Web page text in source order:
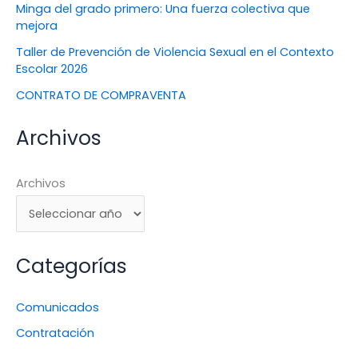
Minga del grado primero: Una fuerza colectiva que
mejora
Taller de Prevención de Violencia Sexual en el Contexto
Escolar 2026
CONTRATO DE COMPRAVENTA
Archivos
Archivos
Categorías
Comunicados
Contratación